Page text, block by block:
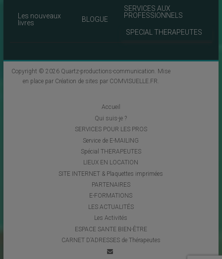
Les nouveaux
livres
BLOGUE
SERVICES AUX
PROFESSIONNELS
SPECIAL THERAPEUTES
Copyright © 2026 Quartz-productions-communication. Mise
en place par Création de sites par COMVISUELLE.FR.
Accueil
Qui suis-je ?
SERVICES POUR LES PROS
Service de E-MAILING
Spécial THERAPEUTES
LIEUX EN LOCATION
SITE INTERNET & Plaquettes imprimées
PARTENAIRES
E-FORMATIONS
LES ACTUALITÉS
Les Activités
ESPACE SANTE BIEN-ÊTRE
CARNET D’ADRESSES de Thérapeutes